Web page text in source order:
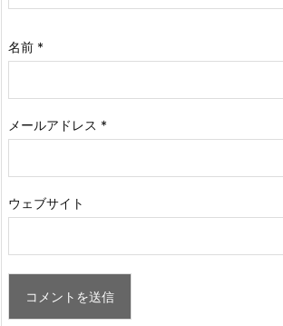
名前 *
メールアドレス *
ウェブサイト